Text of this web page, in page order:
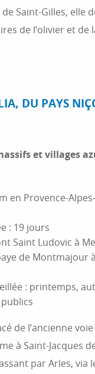
Saint-Gilles, elle
de l’olivier et de
DU PAYS
et villages
en Provence-
: 19 jours
Saint Ludovic à
de Montmajour
: printemps,
de l’ancienne
à Saint-Jacques
par Arles, via